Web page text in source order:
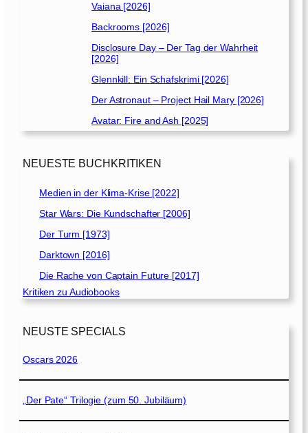
Vaiana [2026]
Backrooms [2026]
Disclosure Day – Der Tag der Wahrheit
[2026]
Glennkill: Ein Schafskrimi [2026]
Der Astronaut – Project Hail Mary [2026]
Avatar: Fire and Ash [2025]
NEUESTE BUCHKRITIKEN
Medien in der Klima-Krise [2022]
Star Wars: Die Kundschafter [2006]
Der Turm [1973]
Darktown [2016]
Die Rache von Captain Future [2017]
Kritiken zu Audiobooks
NEUSTE SPECIALS
Oscars 2026
„Der Pate“ Trilogie (zum 50. Jubiläum)